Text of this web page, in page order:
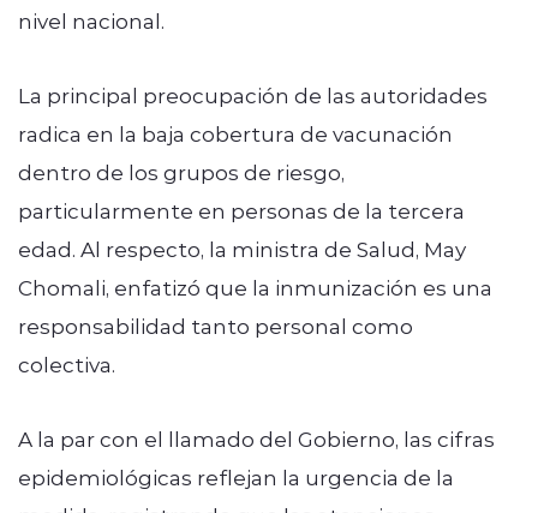
nivel nacional.
La principal preocupación de las autoridades
radica en la baja cobertura de vacunación
dentro de los grupos de riesgo,
particularmente en personas de la tercera
edad. Al respecto, la ministra de Salud, May
Chomali, enfatizó que la inmunización es una
responsabilidad tanto personal como
colectiva.
A la par con el llamado del Gobierno, las cifras
epidemiológicas reflejan la urgencia de la